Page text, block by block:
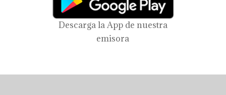
Descarga la App de nuestra
emisora